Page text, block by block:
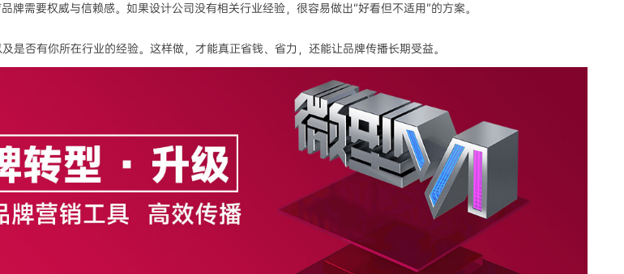
需要权威与信赖感。如果设计公司没有相关行业经验，很容易做出“好看但不适用”的方案。
否有你所在行业的经验。这样做，才能真正省钱、省力，还能让品牌传播长期受益。